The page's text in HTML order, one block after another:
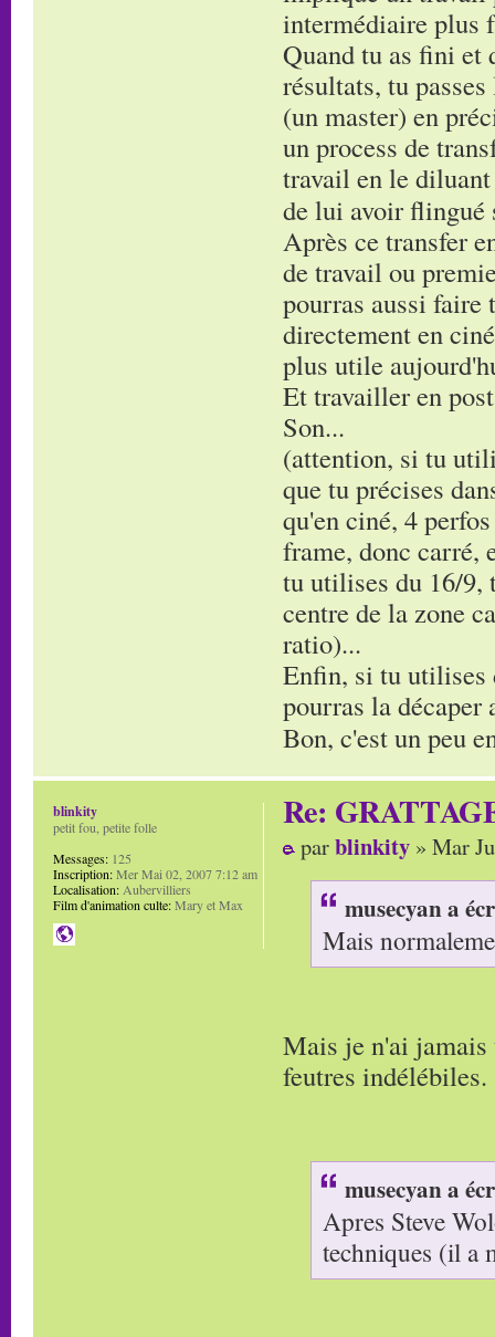
intermédiaire plus
Quand tu as fini et
résultats, tu
(un master) en
un process de
travail en le
de lui avoir flingué
Après ce transfer
de travail ou
pourras aussi
directement en
plus utile
Et travailler en
Son...
(attention, si tu
que tu précises
qu'en ciné, 4
frame, donc carré,
tu utilises du 16/9,
centre de la zone
ratio)...
Enfin, si tu utilises
pourras la décaper
Bon, c'est un peu
Re:
parblinkity » Mar
musecyan a
Mais
Mais je n'ai jamais
feutres indélébiles.
musecyan a
Apres Steve
techniques (il a
blinkity
petit fou, petite folle
Messages: 125
Inscription:Mer Mai 02, 2007 7:12 am
Localisation: Aubervilliers
Film d'animation culte:Mary et Max